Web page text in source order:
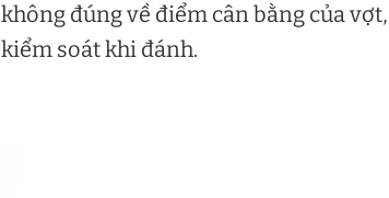
không đúng về điểm cân bằng của
kiểm soát khi đánh.